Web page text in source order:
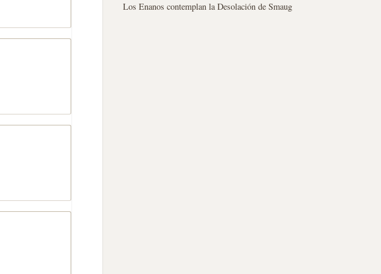
Los Enanos contemplan la Desolación de Smaug